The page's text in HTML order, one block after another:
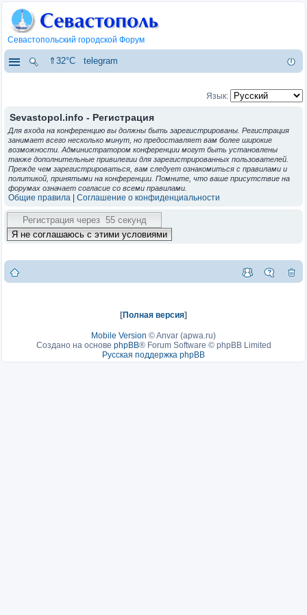
Севастопольский городской Форум
⇑32°C telegram
Язык:
Sevastopol.info - Регистрация
Для входа на конференцию вы должны быть зарегистрированы. Регистрация
занимает всего несколько минут, но предоставляет вам более широкие
возможности. Администратором конференции могут быть установлены
также дополнительные привилегии для зарегистрированных пользователей.
Прежде чем зарегистрироваться, вам следует ознакомиться с правилами и
политикой, принятыми на конференции. Помните, что ваше присутствие на
форумах означает согласие со всеми правилами.
Общие правила Соглашение о конфиденциальности
[Полная версия]
Mobile Version ©Anvar (apwa.ru)
Создано на основе phpBB® Forum Software © phpBB Limited
Русская поддержка phpBB